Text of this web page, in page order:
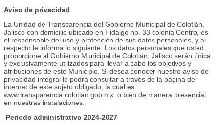
Aviso de privacidad
La Unidad de Transparencia del Gobierno Municipal de Colotlán,
Jalisco con domicilio ubicado en Hidalgo no. 33 colonia Centro, es
el responsable del uso y protección de sus datos personales, y al
respecto le informa lo siguiente: Los datos personales que usted
proporcione al Gobierno Municipal de Colotlán, Jalisco serán única
y exclusivamente utilizados para llevar a cabo los objetivos y
atribuciones de este Municipio. Si desea conocer nuestro aviso de
privacidad integral lo podrá consultar a través de la página de
internet de este sujeto obligado, la cual es:
www.transparencia.colotlan.gob.mx o bien de manera presencial
en nuestras instalaciones.
Periodo administrativo 2024-2027